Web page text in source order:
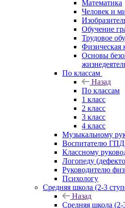
Математика
Человек и
Обучение
Трудовое
Физическая
Основы
По классам
Назад
По классам
1 класс
2 класс
3 класс
4 класс
Музыкальному
Воспитателю ГПД
Классному
Логопеду
Руководителю
Психологу
Средняя школа (2-3
Назад
Средняя школа (2-